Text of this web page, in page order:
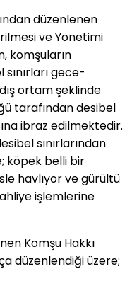
düzenlenen
ve Yönetimi
komşuların
gece-
ortam şeklinde
tarafından desibel
ibraz edilmektedir.
sınırlarından
köpek belli bir
havlıyor ve gürültü
işlemlerine
Komşu Hakkı
düzenlendiği üzere;